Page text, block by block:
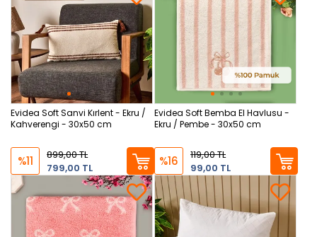
Evidea Soft Sanvi Kırlent - Ekru /
Kahverengi - 30x50 cm
%11
899,00 TL
799,00 TL
Evidea Soft Bemba El Havlusu -
Ekru / Pembe - 30x50 cm
%16
119,00 TL
99,00 TL